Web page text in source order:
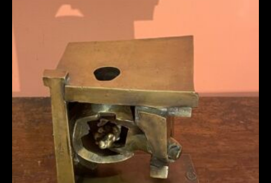
AGLAÉ LIBÉRAKI